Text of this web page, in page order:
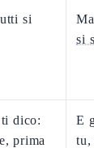
si
Ma
si
dico:
prima
E
tu,